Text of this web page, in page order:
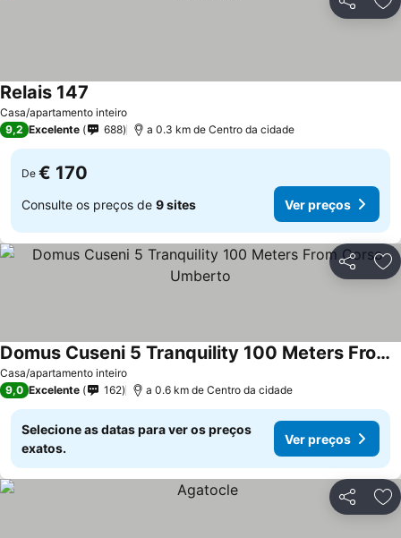
Partilhar
Casa/apartamento inteiro
Relais 147
9,2 Excelente 688 a 0.3 km de Centro da cidade
De € 170
Consulte os preços de 9 sites Ver preços
Partilhar
Casa/apartamento inteiro
Domus Cuseni 5 Tranquility 100 Meters From Corso Umberto
Ver preços
9,0 Excelente 162 a 0.6 km de Centro da cidade
Selecione as datas para ver os preços
exatos.
Ver preços
Partilhar